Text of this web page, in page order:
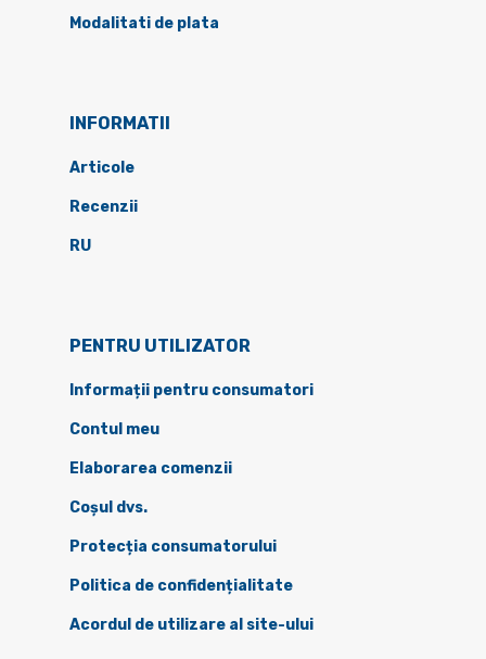
Modalitati de plata
INFORMATII
Articole
Recenzii
RU
PENTRU UTILIZATOR
Informații pentru consumatori
Contul meu
Elaborarea comenzii
Coșul dvs.
Protecția consumatorului
Politica de confidențialitate
Acordul de utilizare al site-ului